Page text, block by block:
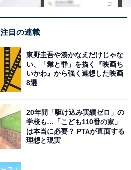
注目の連載
東野圭吾や湊かなえだけじゃな
い、「業と罪」を描く『映画ち
いかわ』から強く連想した映画
8選
20年間「駆け込み実績ゼロ」の
学校も…「こども110番の家」
は本当に必要？ PTAが直面する
理想と現実